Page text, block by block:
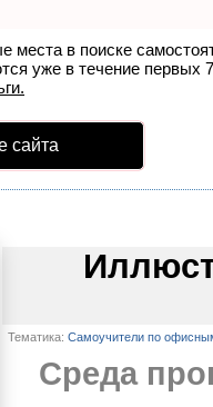
места в поиске
уже в течение первых
сайта
Тематика: Самоучители по
Среда